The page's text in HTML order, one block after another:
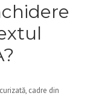
cadre din